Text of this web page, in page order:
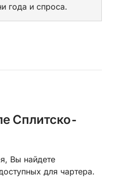
года и спроса.
Сплитско-
Вы найдете
для чартера.